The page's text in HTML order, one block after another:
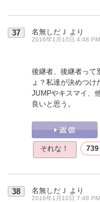
37 名無しだＪ より
2016年1月10日 4:48 PM
後継者、後継者って
ょ？私達が決めつけ
JUMPやキスマイ、
良いと思う。
それな！ 739
38 名無しだＪ より
2016年1月10日 7:48 PM